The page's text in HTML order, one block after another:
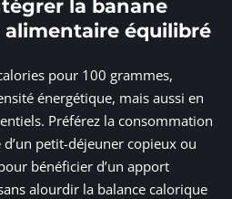
la banane
équilibré
pour 100 grammes,
énergétique, mais aussi en
Préférez la consommation
petit-déjeuner copieux ou
bénéficier d’un apport
alourdir la balance calorique